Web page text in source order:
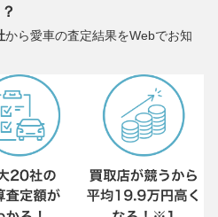
から愛車の査定結果をWebでお知